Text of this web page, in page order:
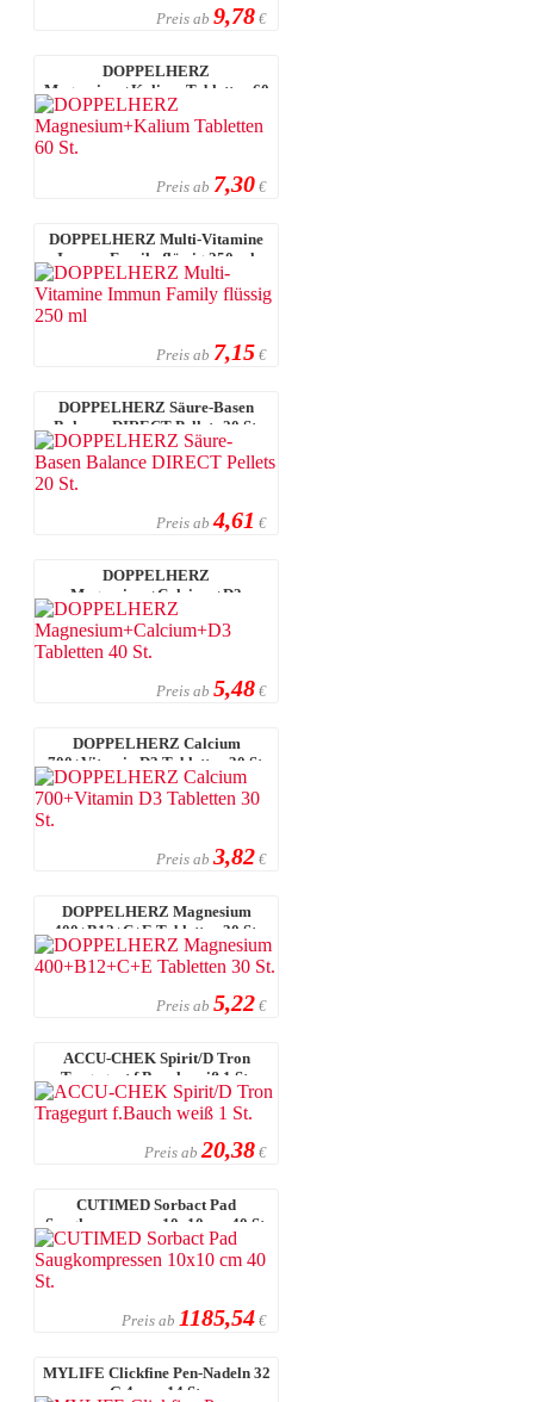
Preis ab 9,78 €
DOPPELHERZ
Magnesium+Kalium Tabletten 60
St.
Preis ab 7,30 €
DOPPELHERZ Multi-Vitamine
Immun Family flüssig 250 ml
Preis ab 7,15 €
DOPPELHERZ Säure-Basen
Balance DIRECT Pellets 20 St.
Preis ab 4,61 €
DOPPELHERZ
Magnesium+Calcium+D3
Tabletten 40 St.
Preis ab 5,48 €
DOPPELHERZ Calcium
700+Vitamin D3 Tabletten 30 St.
Preis ab 3,82 €
DOPPELHERZ Magnesium
400+B12+C+E Tabletten 30 St.
Preis ab 5,22 €
ACCU-CHEK Spirit/D Tron
Tragegurt f.Bauch weiß 1 St.
Preis ab 20,38 €
CUTIMED Sorbact Pad
Saugkompressen 10x10 cm 40 St.
Preis ab 1185,54 €
MYLIFE Clickfine Pen-Nadeln 32
G 4 mm 14 St.